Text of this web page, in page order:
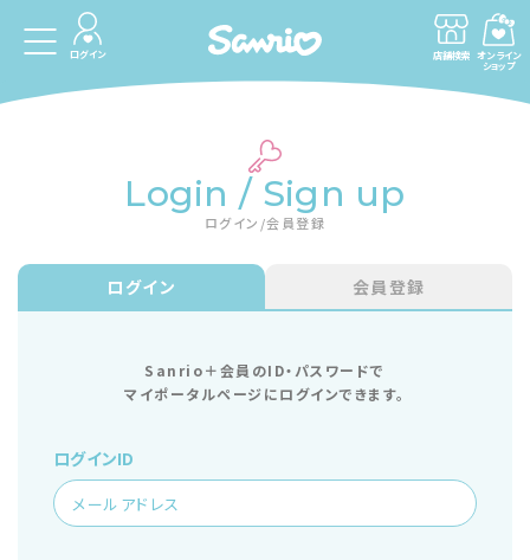
ログイン 店舗検索 オンライン
ショップ
Login / Sign up
ログイン/会員登録
ログイン 会員登録
Sanrio＋会員のID・パスワードで
マイポータルページにログインできます。
ログインID